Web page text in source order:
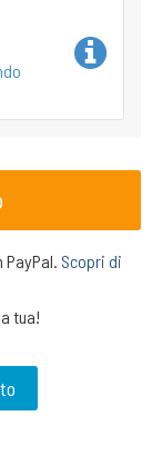
Scopri di
tua!